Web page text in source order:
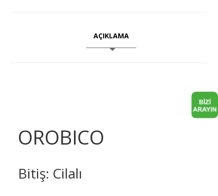
AÇIKLAMA
OROBICO
Bitiş: Cilalı